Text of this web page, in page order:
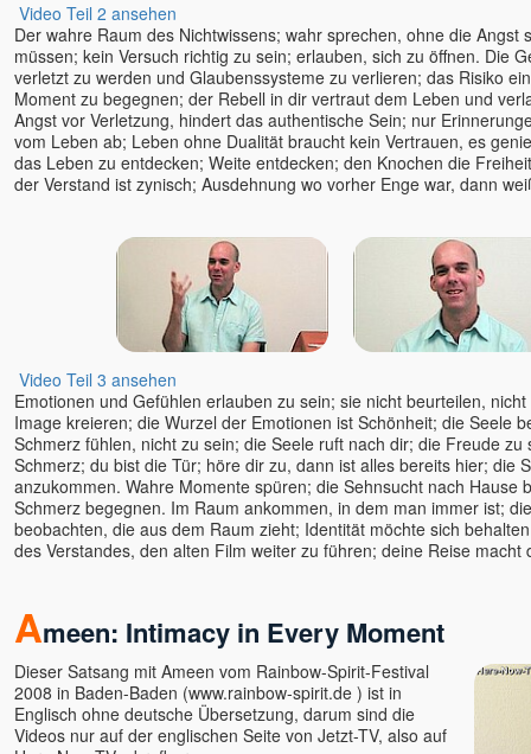
Video Teil 2 ansehen
Der wahre Raum des Nichtwissens; wahr sprechen, ohne die Angst
müssen; kein Versuch richtig zu sein; erlauben, sich zu öffnen. Die
verletzt zu werden und Glaubenssysteme zu verlieren; das Risiko
Moment zu begegnen; der Rebell in dir vertraut dem Leben und
Angst vor Verletzung, hindert das authentische Sein; nur
vom Leben ab; Leben ohne Dualität braucht kein Vertrauen, es
das Leben zu entdecken; Weite entdecken; den Knochen die
der Verstand ist zynisch; Ausdehnung wo vorher Enge war, dann
Video Teil 3 ansehen
Emotionen und Gefühlen erlauben zu sein; sie nicht beurteilen,
Image kreieren; die Wurzel der Emotionen ist Schönheit; die Seele
Schmerz fühlen, nicht zu sein; die Seele ruft nach dir; die Freude zu
Schmerz; du bist die Tür; höre dir zu, dann ist alles bereits hier; die
anzukommen. Wahre Momente spüren; die Sehnsucht nach Hause
Schmerz begegnen. Im Raum ankommen, in dem man immer ist;
beobachten, die aus dem Raum zieht; Identität möchte sich
des Verstandes, den alten Film weiter zu führen; deine Reise macht
Ameen: Intimacy in Every Moment
Dieser Satsang mit Ameen vom Rainbow-Spirit-Festival
2008 in Baden-Baden (www.rainbow-spirit.de ) ist in
Englisch ohne deutsche Übersetzung, darum sind die
Videos nur auf der englischen Seite von Jetzt-TV, also auf